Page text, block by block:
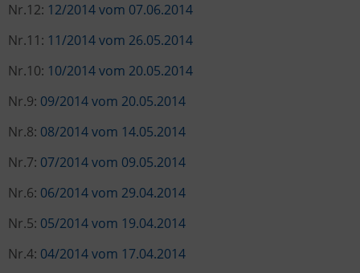
Nr.12: 12/2014 vom 07.06.2014
Nr.11: 11/2014 vom 26.05.2014
Nr.10: 10/2014 vom 20.05.2014
Nr.9: 09/2014 vom 20.05.2014
Nr.8: 08/2014 vom 14.05.2014
Nr.7: 07/2014 vom 09.05.2014
Nr.6: 06/2014 vom 29.04.2014
Nr.5: 05/2014 vom 19.04.2014
Nr.4: 04/2014 vom 17.04.2014